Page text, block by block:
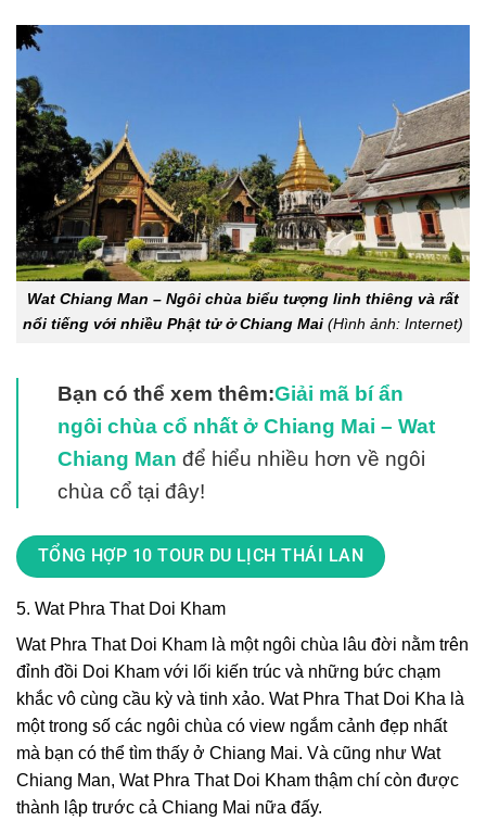
Wat Chiang Man – Ngôi chùa biểu tượng linh thiêng và rất
nổi tiếng với nhiều Phật tử ở Chiang Mai (Hình ảnh: Internet)
Bạn có thể xem thêm:Giải mã bí ẩn
ngôi chùa cổ nhất ở Chiang Mai – Wat
Chiang Man để hiểu nhiều hơn về ngôi
chùa cổ tại đây!
TỔNG HỢP 10 TOUR DU LỊCH THÁI LAN
5. Wat Phra That Doi Kham
Wat Phra That Doi Kham là một ngôi chùa lâu đời nằm trên
đỉnh đồi Doi Kham với lối kiến trúc và những bức chạm
khắc vô cùng cầu kỳ và tinh xảo. Wat Phra That Doi Kha là
một trong số các ngôi chùa có view ngắm cảnh đẹp nhất
mà bạn có thể tìm thấy ở Chiang Mai. Và cũng như Wat
Chiang Man, Wat Phra That Doi Kham thậm chí còn được
thành lập trước cả Chiang Mai nữa đấy.